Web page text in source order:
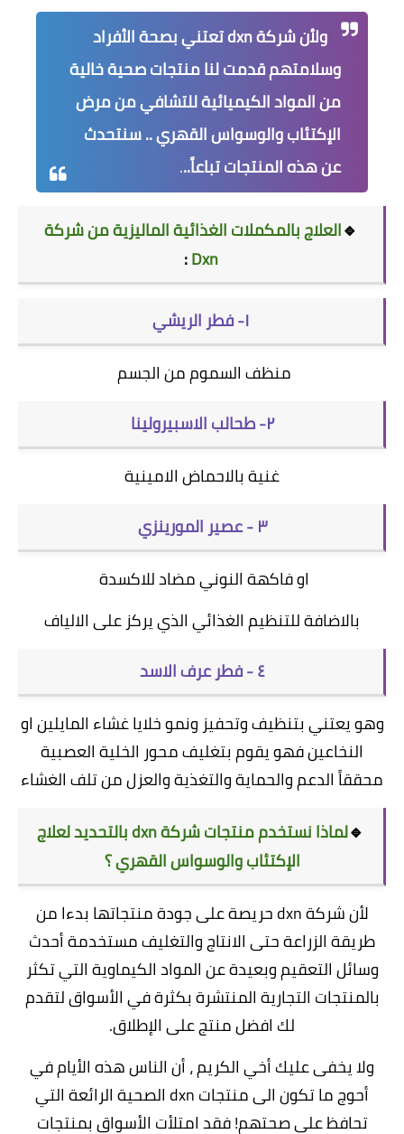
ولأن شركة dxn تعتني بصحة الأفراد
وسلامتهم قدمت لنا منتجات صحية خالية
من المواد الكيميائية للتشافي من مرض
الإكتئاب والوسواس القهري .. سنتحدث
عن هذه المنتجات تباعاً...
🔹العلاج بالمكملات الغذائية الماليزية من شركة
Dxn
:
١- فطر الريشي
منظف السموم من الجسم
٢- طحالب الاسبيرولينا
غنية بالاحماض الامينية
٣ - عصير المورينزي
او فاكهة النوني مضاد للاكسدة
بالاضافة للتنظيم الغذائي الذي يركز على الالياف
٤ - فطر عرف الاسد
وهو يعتني بتنظيف وتحفيز ونمو خلايا غشاء المايلين او
النخاعين فهو يقوم بتغليف محور الخلية العصبية
محققاً الدعم والحماية والتغذية والعزل من تلف الغشاء
🔹
لماذا نستخدم منتجات شركة dxn بالتحديد لعلاج
الإكتئاب والوسواس القهري ؟
لأن شركة dxn حريصة على جودة منتجاتها بدءا من
طريقة الزراعة حتى الانتاج والتغليف مستخدمة أحدث
وسائل التعقيم وبعيدة عن المواد الكيماوية التي تكثر
بالمنتجات التجارية المنتشرة بكثرة في الأسواق لتقدم
لك افضل منتج على الإطلاق.
ولا يخفى عليك أخي الكريم ، أن الناس هذه الأيام في
أحوج ما تكون الى منتجات dxn الصحية الرائعة التي
تحافظ على صحتهم! فقد امتلأت الأسواق بمنتجات